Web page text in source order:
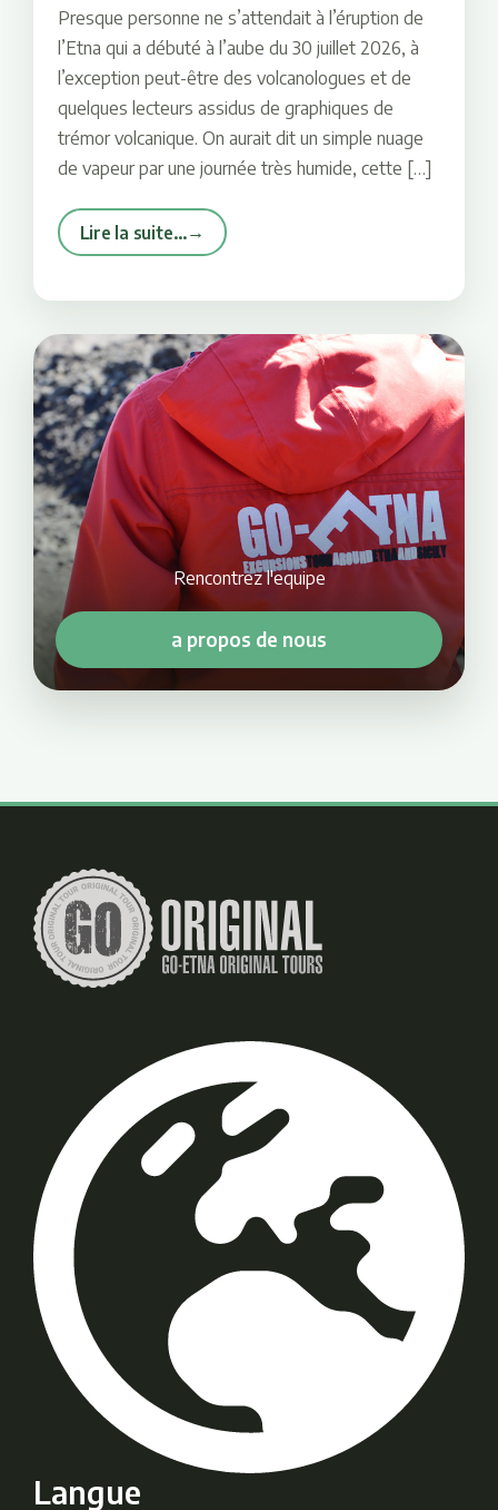
Presque personne ne s’attendait à l’éruption de
l’Etna qui a débuté à l’aube du 30 juillet 2026, à
l’exception peut-être des volcanologues et de
quelques lecteurs assidus de graphiques de
trémor volcanique. On aurait dit un simple nuage
de vapeur par une journée très humide, cette […]
Lire la suite…
Rencontrez l'equipe
a propos de nous
Langue